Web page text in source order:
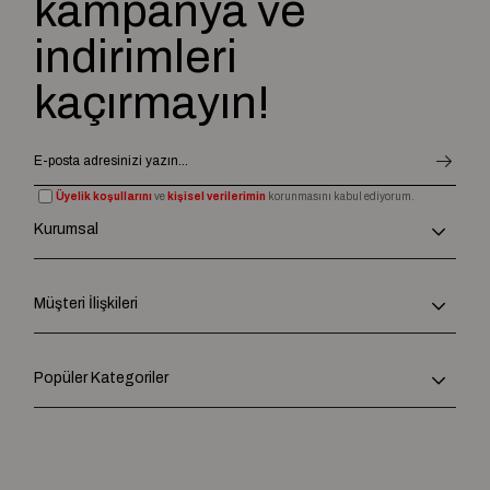
görebilir, bu yüzden suya dayanıklı koruyucu spreyler kullanılabilir.
Gerçek deri topuklu sandaletler, hem günlük hem de özel günler için
kaliteli ve uzun ömürlü bir seçenek sunar. Kullanım amacınıza uygun
olarak farklı tasarımlar tercih edebilirsiniz.
kampanya ve
indirimleri
kaçırmayın!
Üyelik koşullarını ve kişisel verilerimin korunmasını kabul ediyorum.
Kurumsal
Müşteri İlişkileri
Popüler Kategoriler